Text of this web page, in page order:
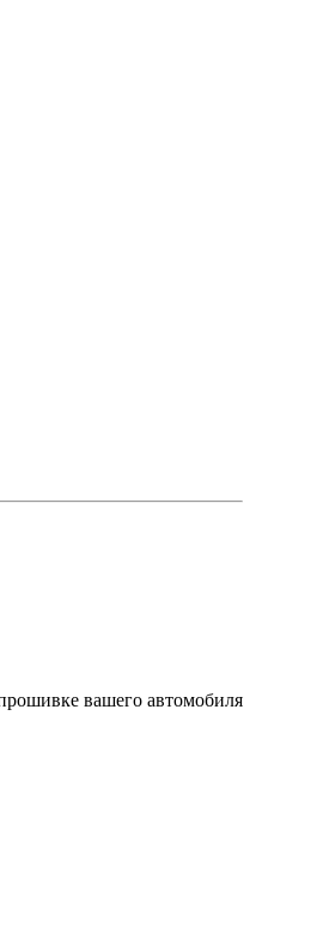
вашего автомобиля